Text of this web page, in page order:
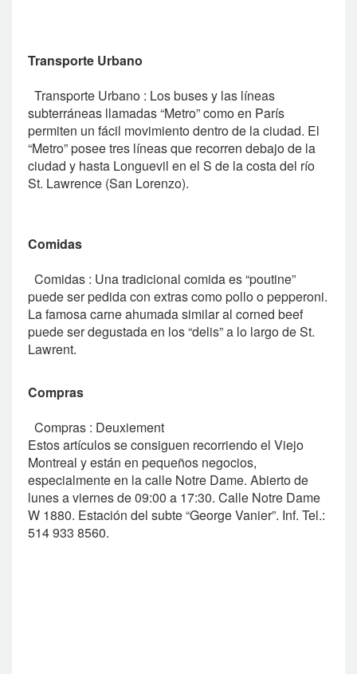
Transporte Urbano
Transporte Urbano : Los buses y las líneas
subterráneas llamadas “Metro” como en París
permiten un fácil movimiento dentro de la ciudad. El
“Metro” posee tres líneas que recorren debajo de la
ciudad y hasta Longuevil en el S de la costa del río
St. Lawrence (San Lorenzo).
Comidas
Comidas : Una tradicional comida es “poutine”
puede ser pedida con extras como pollo o pepperoni.
La famosa carne ahumada similar al corned beef
puede ser degustada en los “delis” a lo largo de St.
Lawrent.
Compras
Compras : Deuxiement
Estos artículos se consiguen recorriendo el Viejo
Montreal y están en pequeños negocios,
especialmente en la calle Notre Dame. Abierto de
lunes a viernes de 09:00 a 17:30. Calle Notre Dame
W 1880. Estación del subte “George Vanier”. Inf. Tel.:
514 933 8560.